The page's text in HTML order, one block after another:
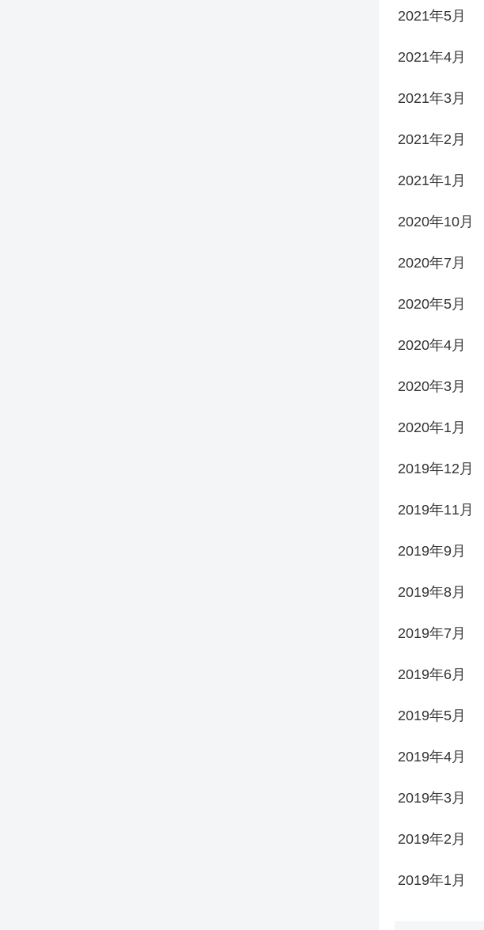
2021年5月
2021年4月
2021年3月
2021年2月
2021年1月
2020年10月
2020年7月
2020年5月
2020年4月
2020年3月
2020年1月
2019年12月
2019年11月
2019年9月
2019年8月
2019年7月
2019年6月
2019年5月
2019年4月
2019年3月
2019年2月
2019年1月